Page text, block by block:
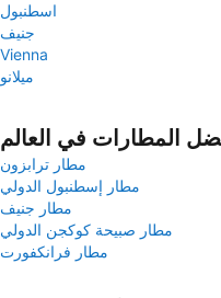
اسطنبول
جنيف
Vienna
ميلانو
المطارات في العالم
مطار ترابزون
مطار إسطنبول الدولي
مطار جنيف
مطار صبيحة كوكجن الدولي
مطار فرانكفورت